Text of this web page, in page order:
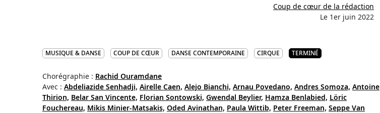
Coup de cœur de la rédaction
Le 1er juin 2022
MUSIQUE & DANSE COUP DE CŒUR DANSE CONTEMPORAINE CIRQUE TERMINÉ
Chorégraphie : Rachid Ouramdane
Avec : Abdeliazide Senhadji, Airelle Caen, Alejo Bianchi, Arnau Povedano, Andres Somoza, Antoine
Thirion, Belar San Vincente, Florian Sontowski, Gwendal Beylier, Hamza Benlabied, Löric
Fouchereau, Mikis Minier-Matsakis, Oded Avinathan, Paula Wittib, Peter Freeman, Seppe Van